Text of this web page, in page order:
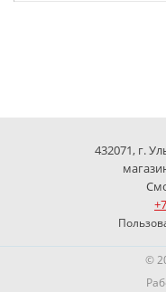
432071, г.
©